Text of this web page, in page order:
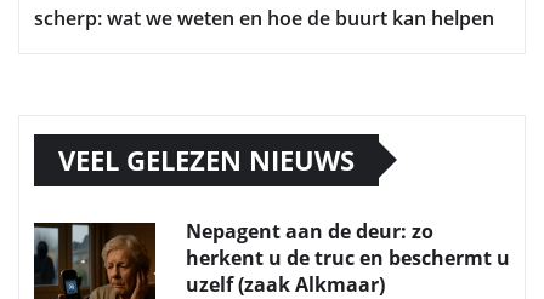
scherp: wat we weten en hoe de buurt kan helpen
VEEL GELEZEN NIEUWS
Nepagent aan de deur: zo
herkent u de truc en beschermt u
uzelf (zaak Alkmaar)